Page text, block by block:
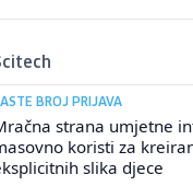
BROJ PRIJAVA
strana umjetne
koristi za
slika djece